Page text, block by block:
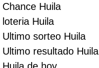
Chance Huila
loteria Huila
Ultimo sorteo Huila
Ultimo resultado Huila